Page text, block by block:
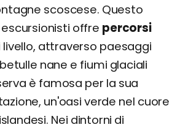
scoscese. Questo
offre percorsi
livello, attraverso paesaggi
nane e fiumi glaciali
è famosa per la sua
un'oasi verde nel cuore
Nei dintorni di